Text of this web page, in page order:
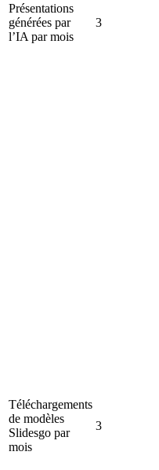
Présentations
générées par
l’IA par mois
3
Téléchargements
de modèles
Slidesgo par
mois
3